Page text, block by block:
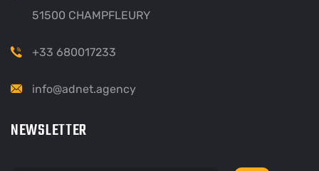
51500 CHAMPFLEURY
+33 680017233
info@adnet.agency
NEWSLETTER